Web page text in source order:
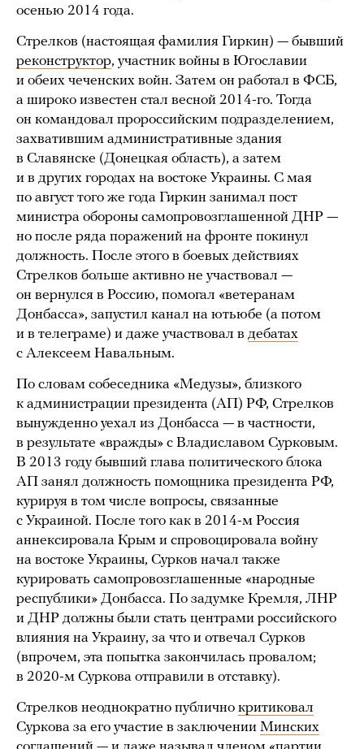
осенью 2014 года.
Стрелков (настоящая фамилия Гиркин) — бывший
реконструктор, участник войны в Югославии
и обеих чеченских войн. Затем он работал в ФСБ,
а широко известен стал весной 2014-го. Тогда
он командовал пророссийским подразделением,
захватившим административные здания
в Славянске (Донецкая область), а затем
и в других городах на востоке Украины. С мая
по август того же года Гиркин занимал пост
министра обороны самопровозглашенной ДНР —
но после ряда поражений на фронте покинул
должность. После этого в боевых действиях
Стрелков больше активно не участвовал —
он вернулся в Россию, помогал «ветеранам
Донбасса», запустил канал на ютьюбе (а потом
и в телеграме) и даже участвовал в дебатах
с Алексеем Навальным.
По словам собеседника «Медузы», близкого
к администрации президента (АП) РФ, Стрелков
вынужденно уехал из Донбасса — в частности,
в результате «вражды» с Владиславом Сурковым.
В 2013 году бывший глава политического блока
АП занял должность помощника президента РФ,
курируя в том числе вопросы, связанные
с Украиной. После того как в 2014-м Россия
аннексировала Крым и спровоцировала войну
на востоке Украины, Сурков начал также
курировать самопровозглашенные «народные
республики» Донбасса. По задумке Кремля, ЛНР
и ДНР должны были стать центрами российского
влияния на Украину, за что и отвечал Сурков
(впрочем, эта попытка закончилась провалом;
в 2020-м Суркова отправили в отставку).
Стрелков неоднократно публично критиковал
Суркова за его участие в заключении Минских